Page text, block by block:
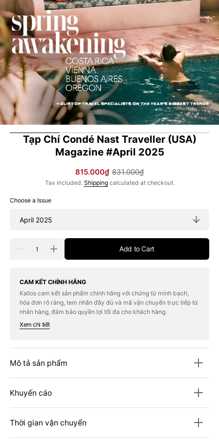
in
Tạp Chí Condé Nast Traveller (USA)
Magazine #April 2025
Sale
price
815.000₫
Regular
price
831.000₫
Tax included. Shippingcalculated at checkout.
Choose a Issue
Decrease
Chí
Nast
Traveller
(USA)
#April
Increase
quantity
Chí
Nast
Traveller
(USA)
Add to Cart
CAM KẾT CHÍNH HÃNG
Kallos cam kết sản phẩm chính hãng với chứng từ minh bạch,
hóa đơn rõ ràng, tem nhãn đầy đủ và mã vận chuyển trực tiếp từ
nhãn hàng, đảm bảo quyền lợi tối đa cho khách hàng.
Xem chi tiết
Mô tả sản phẩm
Khuyến cáo
Thời gian vận chuyển